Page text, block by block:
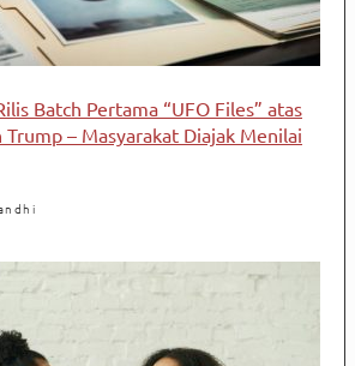
Batch Pertama “UFO Files” atas
– Masyarakat Diajak Menilai